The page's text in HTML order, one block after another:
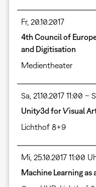
Fr, 20.10.2017
4th Council of
and Digitisation
Medientheater
Sa, 21.10.2017 11:00 –
Unity3d for Visual
Lichthof 8+9
Mi, 25.10.2017 11:00
Machine Learning as